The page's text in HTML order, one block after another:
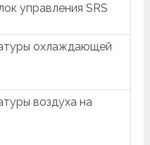
управления SRS
охлаждающей
воздуха на